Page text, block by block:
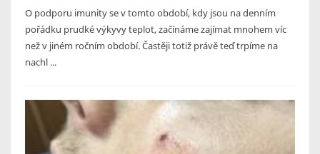
O podporu imunity se v tomto období, kdy jsou na denním
pořádku prudké výkyvy teplot, začínáme zajímat mnohem víc
než v jiném ročním období. Častěji totiž právě teď trpíme na
nachl ...